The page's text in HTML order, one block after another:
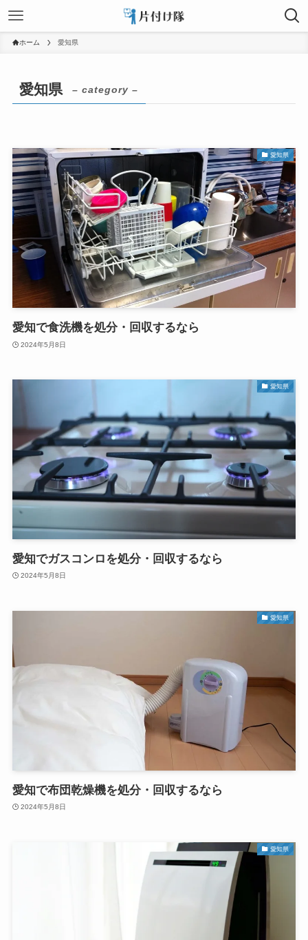
ホーム 愛知県
愛知県 – category –
愛知県
愛知で食洗機を処分・回収するなら
2024年5月8日
愛知県
愛知でガスコンロを処分・回収するなら
2024年5月8日
愛知県
愛知で布団乾燥機を処分・回収するなら
2024年5月8日
愛知県